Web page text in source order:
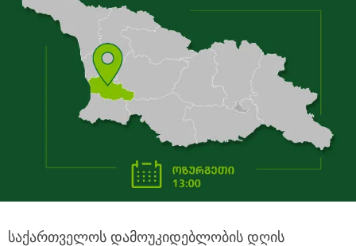
საქართველოს დამოუკიდებლობის დღის